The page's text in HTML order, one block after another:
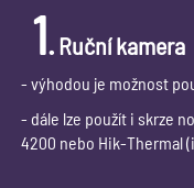
1.Ruční kamera
- výhodou je možnost
- dále lze použít i skrze
4200 nebo Hik-Thermal